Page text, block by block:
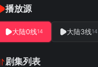
播放源
大陆0线14 大陆3线14
剧集列表